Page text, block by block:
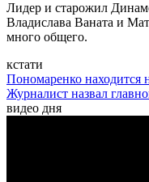
Лидер и старожил
Владислава Ваната и
много общего.
кстати
Пономаренко находится
Журналист назвал
видео дня